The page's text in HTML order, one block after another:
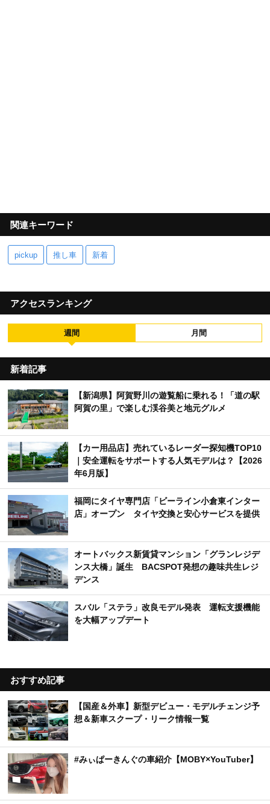
関連キーワード
pickup 推し車 新着
アクセスランキング
週間 月間
新着記事
【新潟県】阿賀野川の遊覧船に乗れる！「道の駅
阿賀の里」で楽しむ渓谷美と地元グルメ
【カー用品店】売れているレーダー探知機TOP10
｜安全運転をサポートする人気モデルは？【2026
年6月版】
福岡にタイヤ専門店「ビーライン小倉東インター
店」オープン タイヤ交換と安心サービスを提供
オートバックス新賃貸マンション「グランレジデ
ンス大橋」誕生 BACSPOT発想の趣味共生レジ
デンス
スバル「ステラ」改良モデル発表 運転支援機能
を大幅アップデート
おすすめ記事
【国産＆外車】新型デビュー・モデルチェンジ予
想＆新車スクープ・リーク情報一覧
#みぃぱーきんぐの車紹介【MOBY×YouTuber】